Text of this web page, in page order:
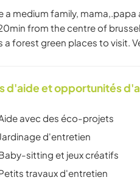
a medium family,
from the centre of
a forest green places to visit.
d'aide et opportunités
avec des éco-projets
d'entretien
sitting et jeux créatifs
travaux d'entretien